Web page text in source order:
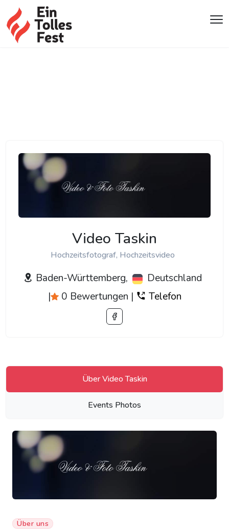
Video Taskin
Hochzeitsfotograf, Hochzeitsvideo
Baden-Württemberg,
Deutschland
|
0 Bewertungen | Telefon
Über Video Taskin
Events Photos
Über uns